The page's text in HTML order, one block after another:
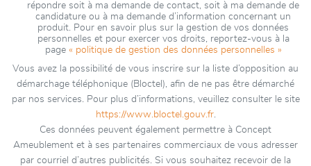
répondre soit à ma demande de contact, soit à ma demande de
candidature ou à ma demande d’information concernant un
produit. Pour en savoir plus sur la gestion de vos données
personnelles et pour exercer vos droits, reportez-vous à la
page « politique de gestion des données personnelles »
Vous avez la possibilité de vous inscrire sur la liste d’opposition au
démarchage téléphonique (Bloctel), afin de ne pas être démarché
par nos services. Pour plus d’informations, veuillez consulter le site
https://www.bloctel.gouv.fr.
Ces données peuvent également permettre à Concept
Ameublement et à ses partenaires commerciaux de vous adresser
par courriel d’autres publicités. Si vous souhaitez recevoir de la